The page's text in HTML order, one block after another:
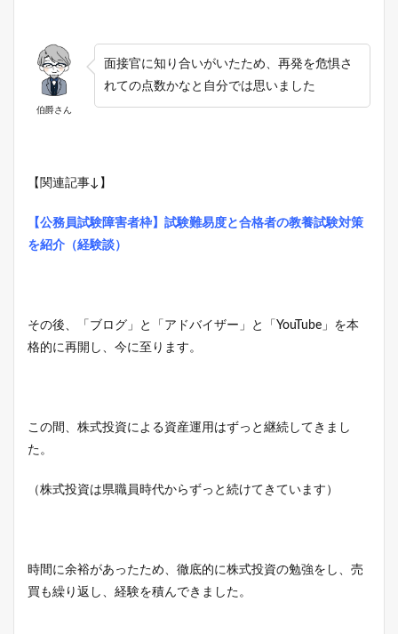
伯爵さん
面接官に知り合いがいたため、再発を危惧さ
れての点数かなと自分では思いました
【関連記事↓】
【公務員試験障害者枠】試験難易度と合格者の教養試験対策
を紹介（経験談）
その後、「ブログ」と「アドバイザー」と「YouTube」を本
格的に再開し、今に至ります。
この間、株式投資による資産運用はずっと継続してきまし
た。
（株式投資は県職員時代からずっと続けてきています）
時間に余裕があったため、徹底的に株式投資の勉強をし、売
買も繰り返し、経験を積んできました。